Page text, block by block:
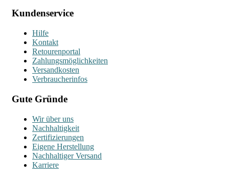
Kundenservice
Hilfe
Kontakt
Retourenportal
Zahlungsmöglichkeiten
Versandkosten
Verbraucherinfos
Gute Gründe
Wir über uns
Nachhaltigkeit
Zertifizierungen
Eigene Herstellung
Nachhaltiger Versand
Karriere